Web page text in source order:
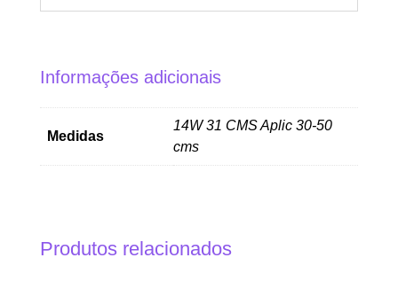
Informações adicionais
Medidas
14W 31 CMS Aplic 30-50
cms
Produtos relacionados